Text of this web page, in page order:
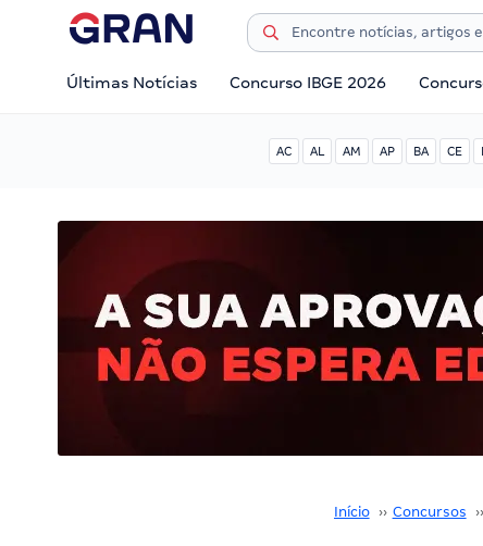
Últimas Notícias Concurso IBGE 2026
AC AL AM AP BA CE
Início ›› Concursos ››